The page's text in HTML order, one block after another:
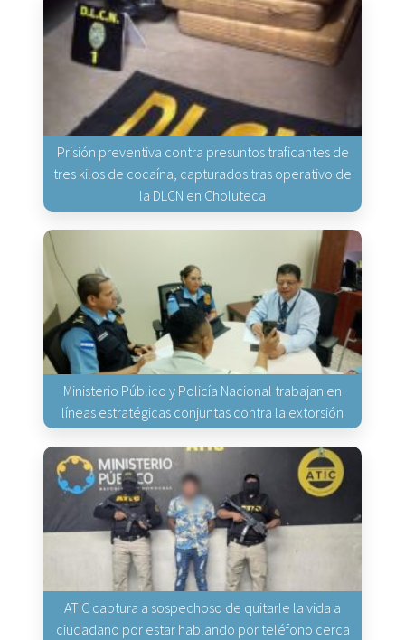
Prisión preventiva contra presuntos traficantes de
tres kilos de cocaína, capturados tras operativo de
la DLCN en Choluteca
Ministerio Público y Policía Nacional trabajan en
líneas estratégicas conjuntas contra la extorsión
ATIC captura a sospechoso de quitarle la vida a
ciudadano por estar hablando por teléfono cerca